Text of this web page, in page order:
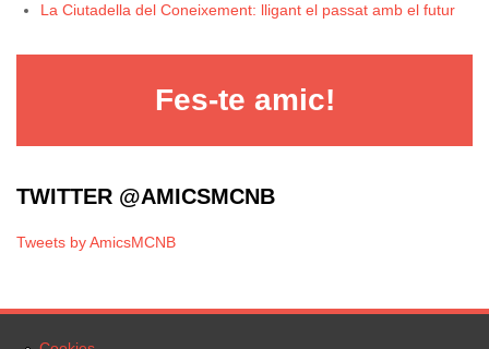
La Ciutadella del Coneixement: lligant el passat amb el futur
Fes-te amic!
TWITTER @AMICSMCNB
Tweets by AmicsMCNB